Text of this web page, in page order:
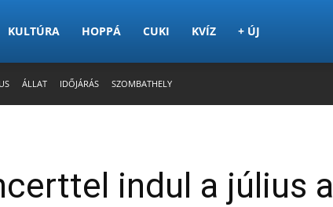
KULTÚRA HOPPÁ CUKI KVÍZ + ÚJ
ÁLLAT IDŐJÁRÁS SZOMBATHELY
indul a július a